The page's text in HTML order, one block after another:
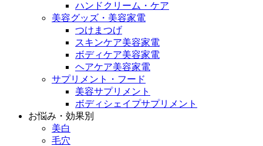
ハンドクリーム・ケア
美容グッズ・美容家電
つけまつげ
スキンケア美容家電
ボディケア美容家電
ヘアケア美容家電
サプリメント・フード
美容サプリメント
ボディシェイプサプリメント
お悩み・効果別
美白
毛穴